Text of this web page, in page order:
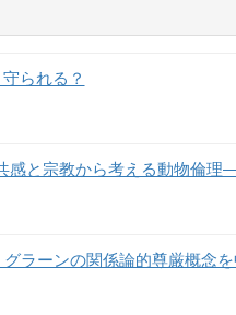
られる？
と宗教から考える動物倫理
ラーンの関係論的尊厳概念